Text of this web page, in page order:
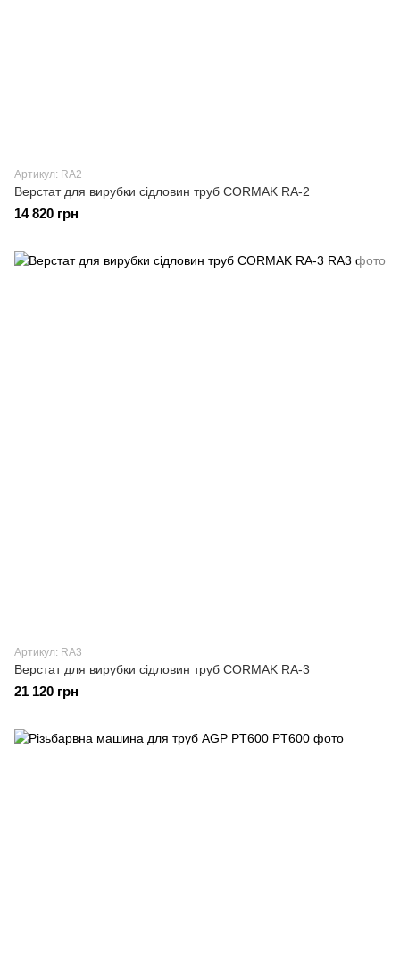
Артикул: RA2
Верстат для вирубки сідловин труб CORMAK RA-2
14 820 грн
Артикул: RA3
Верстат для вирубки сідловин труб CORMAK RA-3
21 120 грн